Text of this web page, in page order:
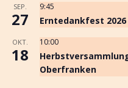
SEP.
27
9:45
Erntedankfest 2026
OKT.
18
10:00
Oberfranken